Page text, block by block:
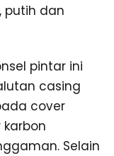
putih dan
pintar ini
casing
cover
Selain